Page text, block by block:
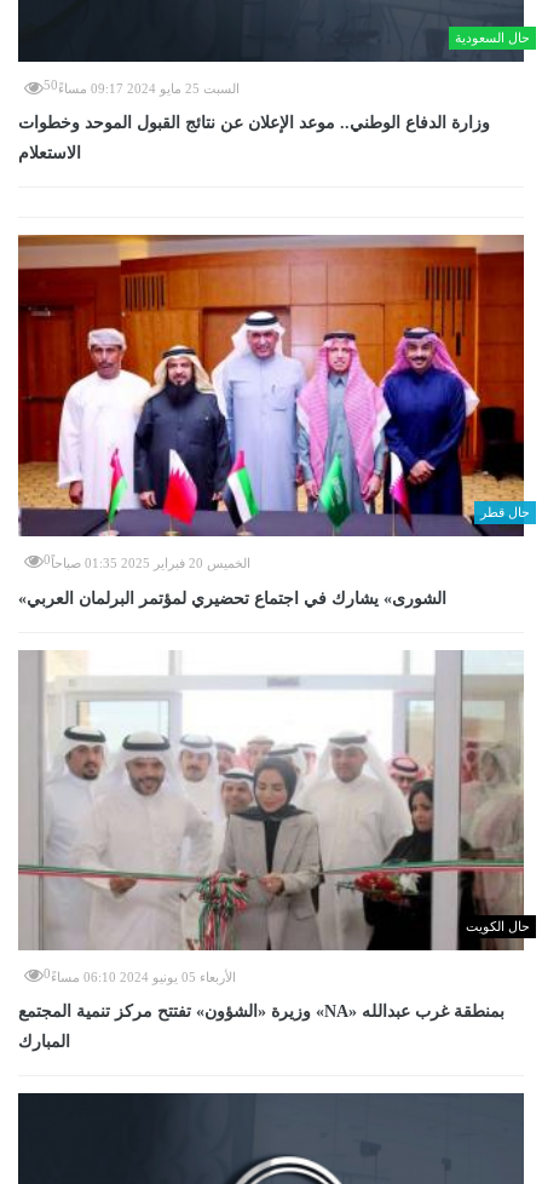
حال السعودية
السبت 25 مايو 2024 09:17 مساءً 50
وزارة الدفاع الوطني.. موعد الإعلان عن نتائج القبول الموحد وخطوات
الاستعلام
حال قطر
الخميس 20 فبراير 2025 01:35 صباحاً 0
«الشورى» يشارك في اجتماع تحضيري لمؤتمر البرلمان العربي
حال الكويت
الأربعاء 05 يونيو 2024 06:10 مساءً 0
وزيرة «الشؤون» تفتتح مركز تنمية المجتمع «NA» بمنطقة غرب عبدالله
المبارك